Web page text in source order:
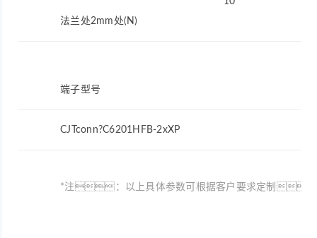
法兰处2mm处(N)
端子型号
CJTconn?C6201HFB-2xXP
*注：以上具体参数可根据客户要求定制